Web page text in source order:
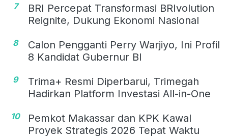
7
BRI Percepat Transformasi BRIvolution
Reignite, Dukung Ekonomi Nasional
8
Calon Pengganti Perry Warjiyo, Ini Profil
8 Kandidat Gubernur BI
9
Trima+ Resmi Diperbarui, Trimegah
Hadirkan Platform Investasi All-in-One
10
Pemkot Makassar dan KPK Kawal
Proyek Strategis 2026 Tepat Waktu